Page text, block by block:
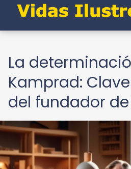
La
Kamprad:
del fundador de